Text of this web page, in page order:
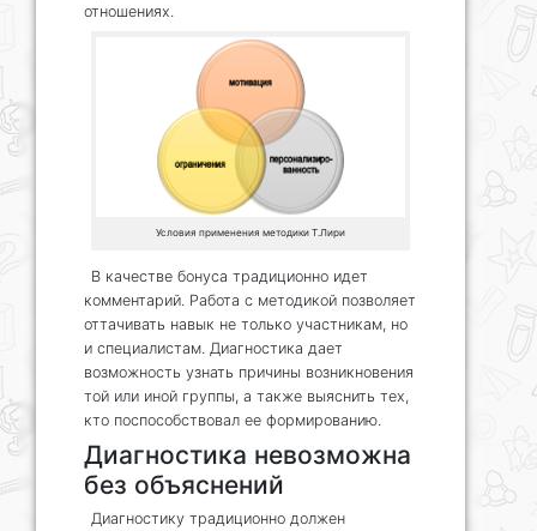
отношениях.
Условия применения методики Т.Лири
В качестве бонуса традиционно идет
комментарий. Работа с методикой позволяет
оттачивать навык не только участникам, но
и специалистам. Диагностика дает
возможность узнать причины возникновения
той или иной группы, а также выяснить тех,
кто поспособствовал ее формированию.
Диагностика невозможна
без объяснений
Диагностику традиционно должен